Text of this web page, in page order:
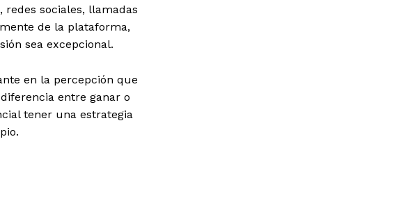
sociales, llamadas
de la plataforma,
sea excepcional.
en la percepción que
entre ganar o
tener una estrategia